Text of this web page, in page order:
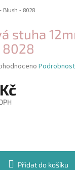
- 8028
stuha
Přidat do košíku